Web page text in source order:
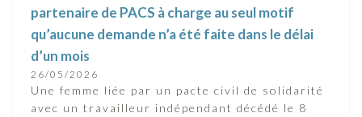
partenaire de PACS à charge au seul motif
qu’aucune demande n’a été faite dans le délai
d’un mois
26/05/2026
Une femme liée par un pacte civil de solidarité
avec un travailleur indépendant décédé le 8